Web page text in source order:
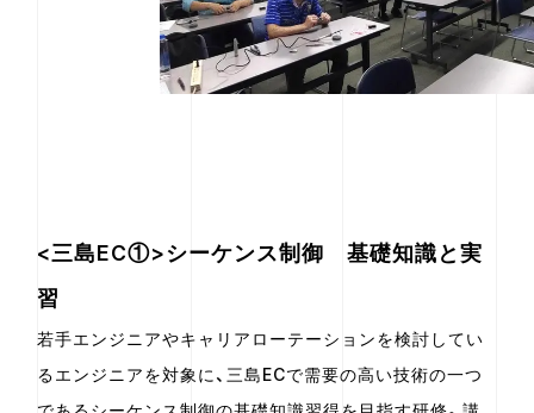
<三島EC①>シーケンス制御 基礎知識と実
習
若手エンジニアやキャリアローテーションを検討してい
るエンジニアを対象に、三島ECで需要の高い技術の一つ